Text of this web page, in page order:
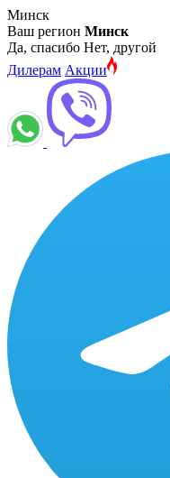
Минск
Ваш регион Минск
Да, спасибо Нет, другой
Дилерам Акции